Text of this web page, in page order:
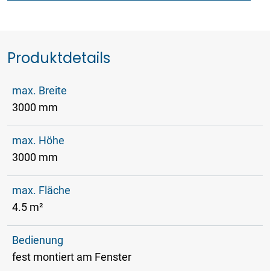
Produktdetails
max. Breite
3000 mm
max. Höhe
3000 mm
max. Fläche
4.5 m²
Bedienung
fest montiert am Fenster